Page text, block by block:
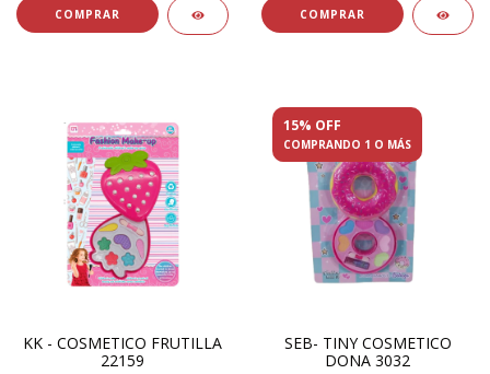
KK - COSMETICO FRUTILLA
22159
15% OFF
COMPRANDO 1 O MÁS
SEB- TINY COSMETICO
DONA 3032